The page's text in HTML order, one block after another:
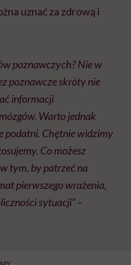
uznać za zdrową i
poznawczych? Nie w
poznawcze skróty nie
informacji
Warto jednak
podatni. Chętnie widzimy
Co możesz
tym, by patrzeć na
pierwszego wrażenia,
sytuacji” –